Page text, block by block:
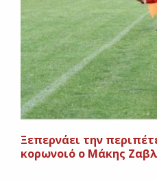
Ξεπερνάει την
κορωνοιό ο Μάκης